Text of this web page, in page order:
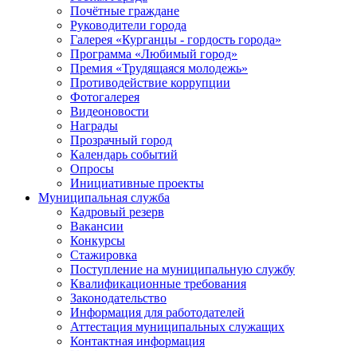
Почётные граждане
Руководители города
Галерея «Курганцы - гордость города»
Программа «Любимый город»
Премия «Трудящаяся молодежь»
Противодействие коррупции
Фотогалерея
Видеоновости
Награды
Прозрачный город
Календарь событий
Опросы
Инициативные проекты
Муниципальная служба
Кадровый резерв
Вакансии
Конкурсы
Стажировка
Поступление на муниципальную службу
Квалификационные требования
Законодательство
Информация для работодателей
Аттестация муниципальных служащих
Контактная информация